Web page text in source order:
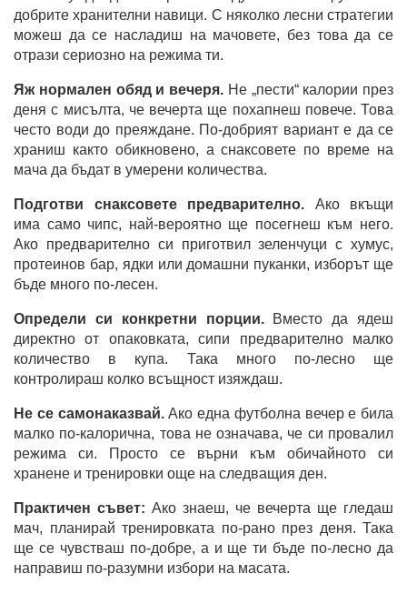
добрите хранителни навици. С няколко лесни стратегии
можеш да се насладиш на мачовете, без това да се
отрази сериозно на режима ти.
Яж нормален обяд и вечеря. Не „пести“ калории през
деня с мисълта, че вечерта ще похапнеш повече. Това
често води до преяждане. По-добрият вариант е да се
храниш както обикновено, а снаксовете по време на
мача да бъдат в умерени количества.
Подготви снаксовете предварително. Ако вкъщи
има само чипс, най-вероятно ще посегнеш към него.
Ако предварително си приготвил зеленчуци с хумус,
протеинов бар, ядки или домашни пуканки, изборът ще
бъде много по-лесен.
Определи си конкретни порции.Вместо да ядеш
директно от опаковката, сипи предварително малко
количество в купа. Така много по-лесно ще
контролираш колко всъщност изяждаш.
Не се самонаказвай.Ако една футболна вечер е била
малко по-калорична, това не означава, че си провалил
режима си. Просто се върни към обичайното си
хранене и тренировки още на следващия ден.
Практичен съвет: Ако знаеш, че вечерта ще гледаш
мач, планирай тренировката по-рано през деня. Така
ще се чувстваш по-добре, а и ще ти бъде по-лесно да
направиш по-разумни избори на масата.